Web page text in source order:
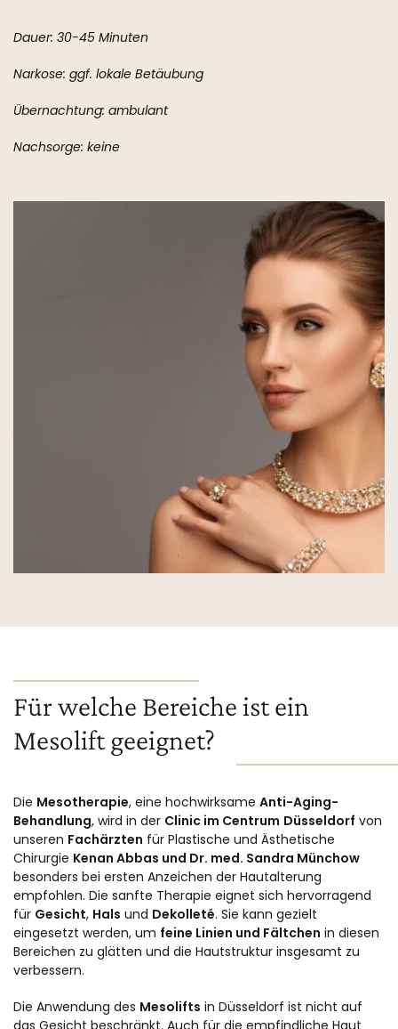
Dauer: 30-45 Minuten
Narkose: ggf. lokale Betäubung
Übernachtung: ambulant
Nachsorge: keine
Für welche Bereiche ist ein
Mesolift geeignet?
Die Mesotherapie, eine hochwirksame Anti-Aging-
Behandlung, wird in der Clinic im Centrum Düsseldorf von
unseren Fachärzten für Plastische und Ästhetische
Chirurgie Kenan Abbas und Dr. med. Sandra Münchow
besonders bei ersten Anzeichen der Hautalterung
empfohlen. Die sanfte Therapie eignet sich hervorragend
für Gesicht, Hals und Dekolleté. Sie kann gezielt
eingesetzt werden, um feine Linien und Fältchen in diesen
Bereichen zu glätten und die Hautstruktur insgesamt zu
verbessern.
Die Anwendung des Mesolifts in Düsseldorf ist nicht auf
das Gesicht beschränkt. Auch für die empfindliche Haut